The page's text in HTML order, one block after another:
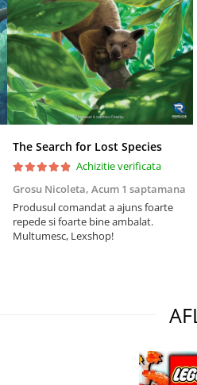
The Search for Lost Species
Achizitie verificata
Grosu Nicoleta, Acum 1 saptamana
Produsul comandat a ajuns foarte
repede si foarte bine ambalat.
Multumesc, Lexshop!